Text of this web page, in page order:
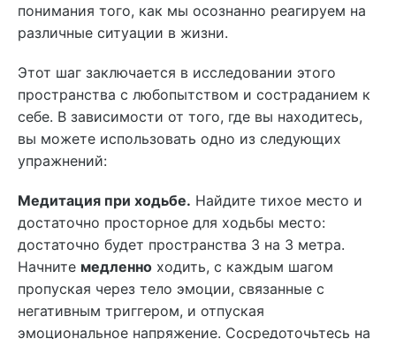
понимания того, как мы осознанно реагируем на
различные ситуации в жизни.
Этот шаг заключается в исследовании этого
пространства с любопытством и состраданием к
себе. В зависимости от того, где вы находитесь,
вы можете использовать одно из следующих
упражнений:
Медитация при ходьбе. Найдите тихое место и
достаточно просторное для ходьбы место:
достаточно будет пространства 3 на 3 метра.
Начните медленно ходить, с каждым шагом
пропуская через тело эмоции, связанные с
негативным триггером, и отпуская
эмоциональное напряжение. Сосредоточьтесь на